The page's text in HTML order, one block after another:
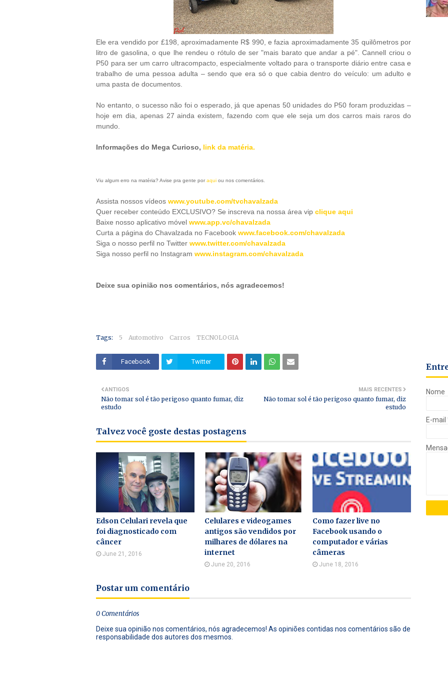
Ele era vendido por £198, aproximadamente R$ 990, e fazia aproximadamente 35 quilômetros por
litro de gasolina, o que lhe rendeu o rótulo de ser "mais barato que andar a pé". Cannell criou o
P50 para ser um carro ultracompacto, especialmente voltado para o transporte diário entre casa e
trabalho de uma pessoa adulta – sendo que era só o que cabia dentro do veículo: um adulto e
uma pasta de documentos.
No entanto, o sucesso não foi o esperado, já que apenas 50 unidades do P50 foram produzidas –
hoje em dia, apenas 27 ainda existem, fazendo com que ele seja um dos carros mais raros do
mundo.
Informações do Mega Curioso, link da matéria.
Viu algum erro na matéria? Avise pra gente por aqui ou nos comentários.
Assista nossos vídeos www.youtube.com/tvchavalzada
Quer receber conteúdo EXCLUSIVO? Se inscreva na nossa área vip clique aqui
Baixe nosso aplicativo móvel www.app.vc/chavalzada
Curta a página do Chavalzada no Facebook www.facebook.com/chavalzada
Siga o nosso perfil no Twitter www.twitter.com/chavalzada
Siga nosso perfil no Instagram www.instagram.com/chavalzada
Deixe sua opinião nos comentários, nós agradecemos!
Tags: 5 Automotivo Carros TECNOLOGIA
Facebook Twitter
MAIS RECENTES
Não tomar sol é tão perigoso quanto fumar, diz
estudo
ANTIGOS
Não tomar sol é tão perigoso quanto fumar, diz
estudo
Talvez você goste destas postagens
Edson Celulari revela que
foi diagnosticado com
câncer
June 21, 2016
Celulares e videogames
antigos são vendidos por
milhares de dólares na
internet
June 20, 2016
Como fazer live no
Facebook usando o
computador e várias
câmeras
June 18, 2016
Postar um comentário
0 Comentários
Deixe sua opinião nos comentários, nós agradecemos! As opiniões contidas nos comentários são de
responsabilidade dos autores dos mesmos.
Nome
E-mail